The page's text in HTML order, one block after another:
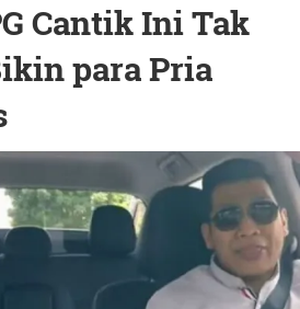
Cantik Ini Tak
para Pria